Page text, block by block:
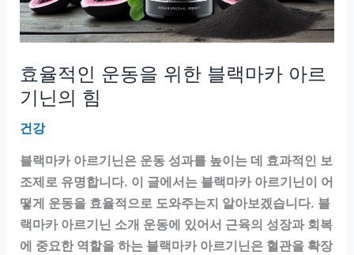
효율적인 운동을 위한 블랙마카 아르
기닌의 힘
건강
블랙마카 아르기닌은 운동 성과를 높이는 데 효과적인 보
조제로 유명합니다. 이 글에서는 블랙마카 아르기닌이 어
떻게 운동을 효율적으로 도와주는지 알아보겠습니다. 블
랙마카 아르기닌 소개 운동에 있어서 근육의 성장과 회복
에 중요한 역할을 하는 블랙마카 아르기닌은 혈관을 확장